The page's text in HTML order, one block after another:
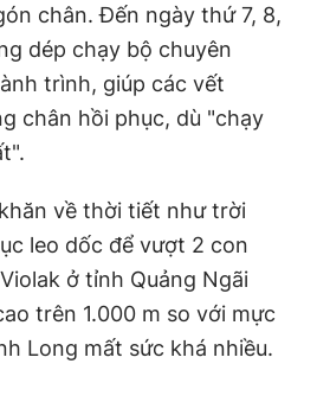
chân. Đến ngày thứ 7, 8,
dép chạy bộ chuyên
trình, giúp các vết
chân hồi phục, dù "chạy
về thời tiết như trời
leo dốc để vượt 2 con
ở tỉnh Quảng Ngãi
trên 1.000 m so với mực
Long mất sức khá nhiều.